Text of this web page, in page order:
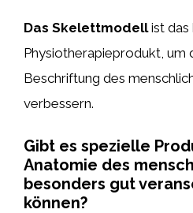
Das Skelettmodellist das
Physiotherapieprodukt, um
Beschriftung des
verbessern.
Gibt es spezielle
Anatomie des
besonders gut
können?